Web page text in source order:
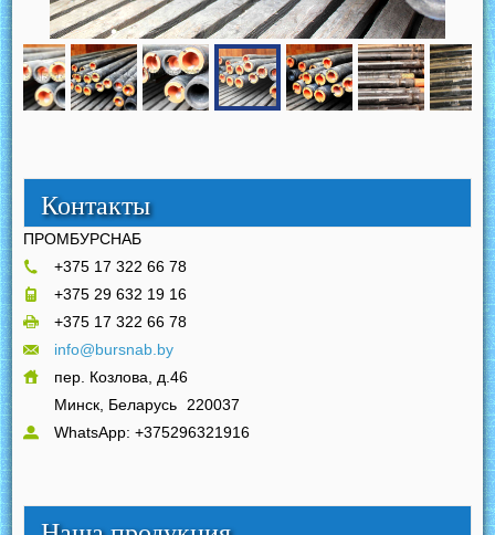
Контакты
ПРОМБУРСНАБ
+375 17 322 66 78
+375 29 632 19 16
+375 17 322 66 78
info@bursnab.by
пер. Козлова, д.46
Минск, Беларусь
220037
WhatsApp: +375296321916